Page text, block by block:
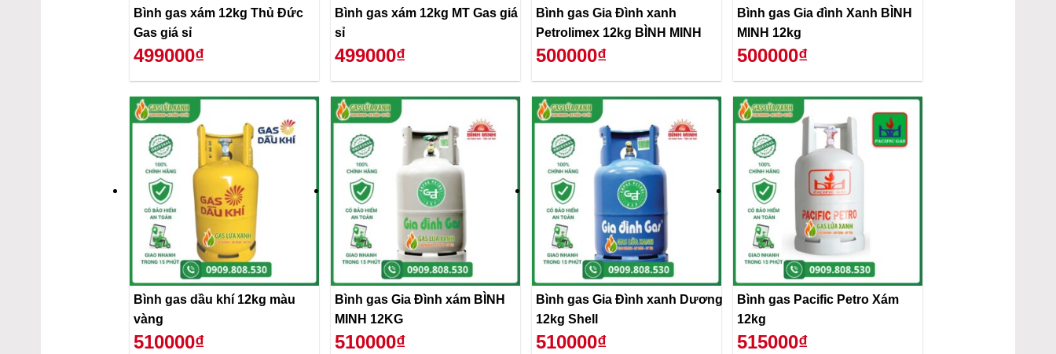
Bình gas xám 12kg Thủ Đức
Gas giá sỉ
499000₫
Bình gas xám 12kg MT Gas giá
sỉ
499000₫
Bình gas Gia Đình xanh
Petrolimex 12kg BÌNH MINH
500000₫
Bình gas Gia đình Xanh BÌNH
MINH 12kg
500000₫
Bình gas dầu khí 12kg màu
vàng
510000₫
Bình gas Gia Đình xám BÌNH
MINH 12KG
510000₫
Bình gas Gia Đình xanh Dương
12kg Shell
510000₫
Bình gas Pacific Petro Xám
12kg
515000₫